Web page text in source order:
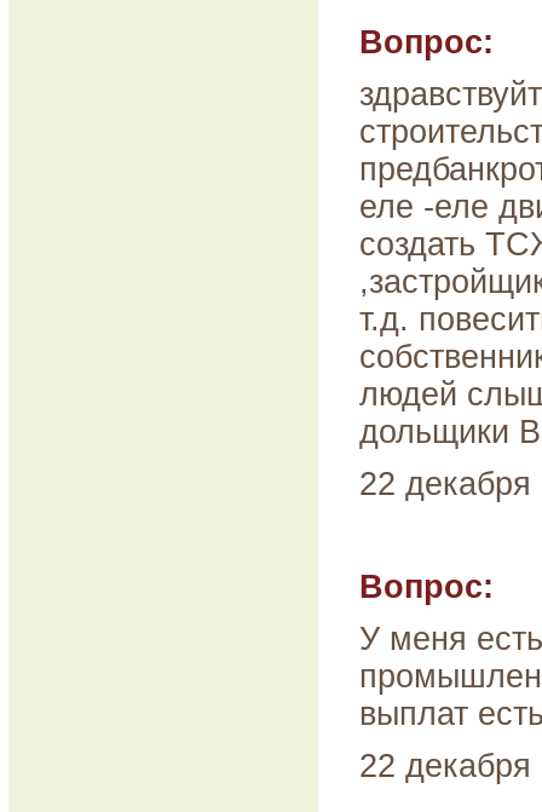
Вопрос:
еле -еле
создать
т.д.
людей
дольщики
22
Вопрос:
У меня
выплат
22